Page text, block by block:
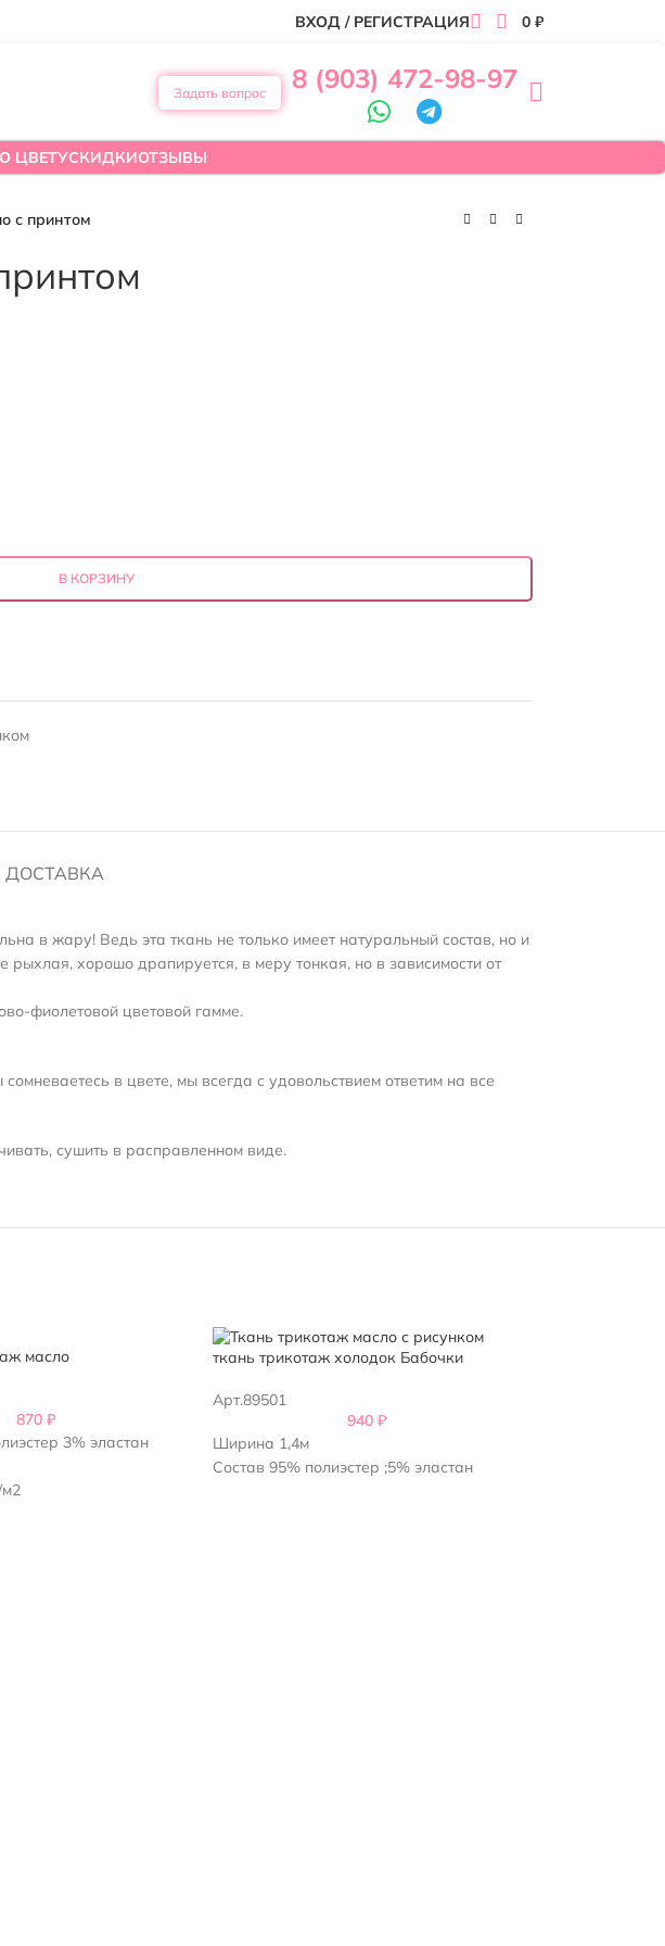
ВХОД / РЕГИСТРАЦИЯ 0 ₽
Задать вопрос 8 (903) 472-98-97
ЦВЕТУСКИДКИОТЗЫВЫ
с принтом
В КОРЗИНУ
ДОСТАВКА
в жару! Ведь эта ткань не только имеет натуральный состав, но и
хорошо драпируется, в меру тонкая, но в зависимости от
фиолетовой цветовой гамме.
в цвете, мы всегда с удовольствием ответим на все
сушить в расправленном виде.
масло
870 ₽
3% эластан
м2
ткань трикотаж холодок Бабочки
Арт.89501
940₽
Ширина 1,4м
Состав 95% полиэстер ;5% эластан